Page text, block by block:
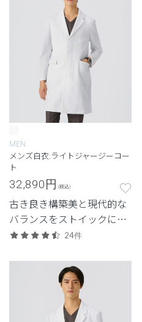
MEN
メンズ白衣:ライトジャージーコー
ト
32,890円 (税込)
古き良き構築美と現代的な
バランスをストイックに追
求した、クラシコにしか生
「ライトジャージー」のメ
ンズドクターコート。
24件